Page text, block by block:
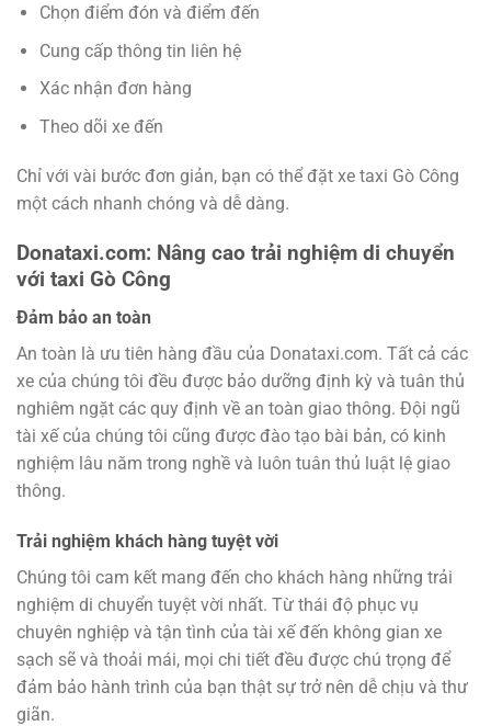
Chọn điểm đón và điểm đến
Cung cấp thông tin liên hệ
Xác nhận đơn hàng
Theo dõi xe đến
Chỉ với vài bước đơn giản, bạn có thể đặt xe taxi Gò Công
một cách nhanh chóng và dễ dàng.
Donataxi.com: Nâng cao trải nghiệm di chuyển
với taxi Gò Công
Đảm bảo an toàn
An toàn là ưu tiên hàng đầu của Donataxi.com. Tất cả các
xe của chúng tôi đều được bảo dưỡng định kỳ và tuân thủ
nghiêm ngặt các quy định về an toàn giao thông. Đội ngũ
tài xế của chúng tôi cũng được đào tạo bài bản, có kinh
nghiệm lâu năm trong nghề và luôn tuân thủ luật lệ giao
thông.
Trải nghiệm khách hàng tuyệt vời
Chúng tôi cam kết mang đến cho khách hàng những trải
nghiệm di chuyển tuyệt vời nhất. Từ thái độ phục vụ
chuyên nghiệp và tận tình của tài xế đến không gian xe
sạch sẽ và thoải mái, mọi chi tiết đều được chú trọng để
đảm bảo hành trình của bạn thật sự trở nên dễ chịu và thư
giãn.